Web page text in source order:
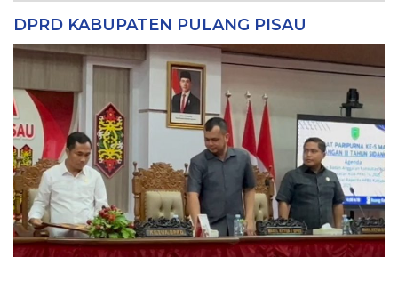
DPRD KABUPATEN PULANG PISAU